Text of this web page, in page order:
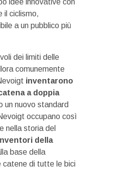
idee innovative con
il ciclismo,
a un pubblico più
dei limiti delle
comunemente
inventarono
a doppia
un nuovo standard
occupano così
nella storia del
della
base della
catene di tutte le bici